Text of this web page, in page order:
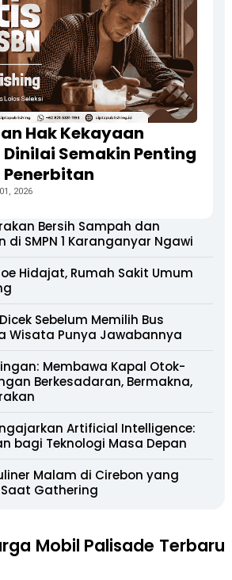
Hak Kekayaan
Semakin Penting
2026
Bersih Sampah dan
SMPN 1 Karanganyar Ngawi
Hidajat, Rumah Sakit Umum
Sebelum Memilih Bus
Wisata Punya Jawabannya
Membawa Kapal Otok-
Berkesadaran, Bermakna,
Artificial Intelligence:
bagi Teknologi Masa Depan
Malam di Cirebon yang
Gathering
Mobil Palisade Terbaru